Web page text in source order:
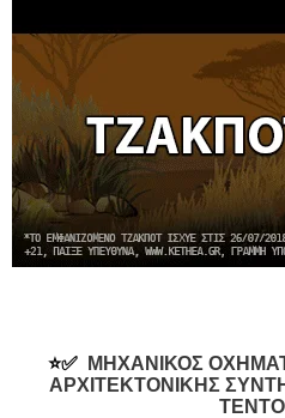
⭐✅
ΜΗΧΑΝΙΚΟΣ
ΑΡΧΙΤΕΚΤΟΝΙΚΗΣ